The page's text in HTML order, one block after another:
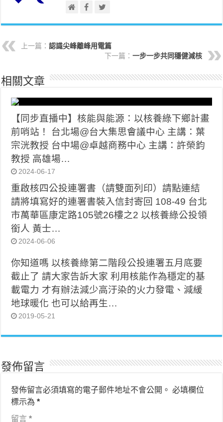
上一篇：認識尖峰離峰用電篇
下一篇： 一步一步共同穩健減核
相關文章
【同步直播中】核能與能源：以核養綠下鄉計畫
前哨站！ 台北場@台大集思會議中心 主講：葉
宗洸教授 台中場@卓越商務中心 主講：許榮鈞
教授 高雄場…
2024-06-17
重啟核四公投連署書（請雙面列印）請點連結
請將填寫好的連署書裝入信封寄回 108-49 台北
市萬華區康定路105號26樓之2 以核養綠公投領
銜人 黃士…
2024-06-06
你知道嗎 以核養綠第二階段公投連署五月底要
截止了 請大家告訴大家 利用核能作為穩定的基
載電力 才有辦法減少高汙染的火力發電、減緩
地球暖化 也可以給再生…
2019-05-21
發佈留言
發佈留言必須填寫的電子郵件地址不會公開。 必填欄位
標示為*
留言*